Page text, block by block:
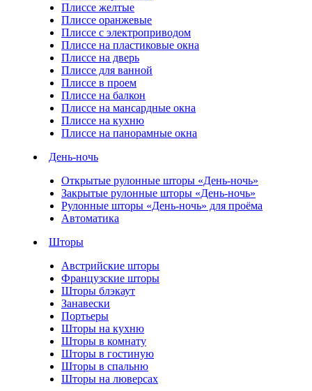
Плиссе желтые
Плиссе оранжевые
Плиссе с электроприводом
Плиссе на пластиковые окна
Плиссе на дверь
Плиссе для ванной
Плиссе в проем
Плиссе на балкон
Плиссе на мансардные окна
Плиссе на кухню
Плиссе на панорамные окна
День-ночь
Открытые рулонные шторы «День-ночь»
Закрытые рулонные шторы «День-ночь»
Рулонные шторы «День-ночь» для проёма
Автоматика
Шторы
Австрийские шторы
Французские шторы
Шторы блэкаут
Занавески
Портьеры
Шторы на кухню
Шторы в комнату
Шторы в гостиную
Шторы в спальню
Шторы на люверсах